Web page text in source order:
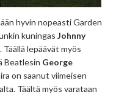
hyvin nopeasti Garden
kuningas Johnny
lepäävät myös
Beatlesin George
on saanut viimeisen
Täältä myös varataan